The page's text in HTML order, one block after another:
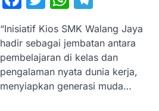
“Inisiatif Kios SMK Walang Jaya
hadir sebagai jembatan antara
pembelajaran di kelas dan
pengalaman nyata dunia kerja,
menyiapkan generasi muda…